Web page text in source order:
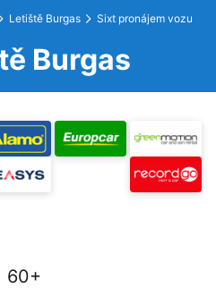
Letiště Burgas Sixt pronájem vozu
Burgas
60+